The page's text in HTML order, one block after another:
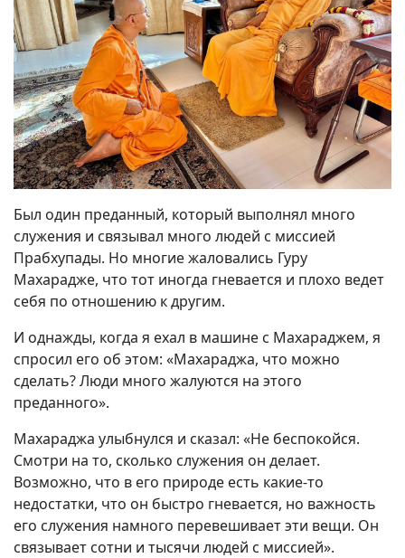
Был один преданный, который выполнял много
служения и связывал много людей с миссией
Прабхупады. Но многие жаловались Гуру
Махарадже, что тот иногда гневается и плохо ведет
себя по отношению к другим.
И однажды, когда я ехал в машине с Махараджем, я
спросил его об этом: «Махараджа, что можно
сделать? Люди много жалуются на этого
преданного».
Махараджа улыбнулся и сказал: «Не беспокойся.
Смотри на то, сколько служения он делает.
Возможно, что в его природе есть какие-то
недостатки, что он быстро гневается, но важность
его служения намного перевешивает эти вещи. Он
связывает сотни и тысячи людей с миссией».